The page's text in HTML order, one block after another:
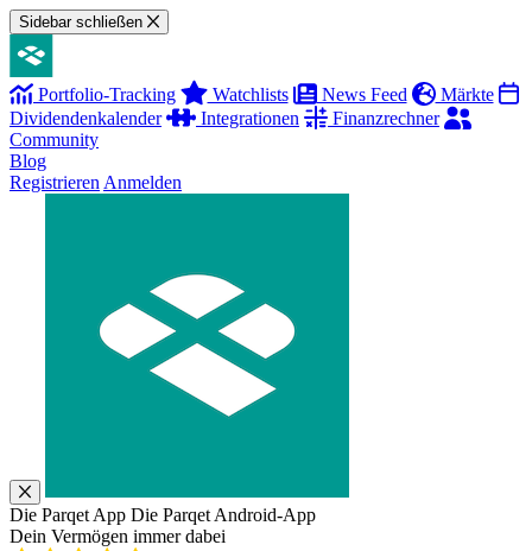
Sidebar schließen
Portfolio-Tracking Watchlists News Feed
Märkte
Dividendenkalender
Integrationen
Finanzrechner
Community
Blog
Registrieren Anmelden
Die Parqet App Die Parqet Android-App
Dein Vermögen immer dabei